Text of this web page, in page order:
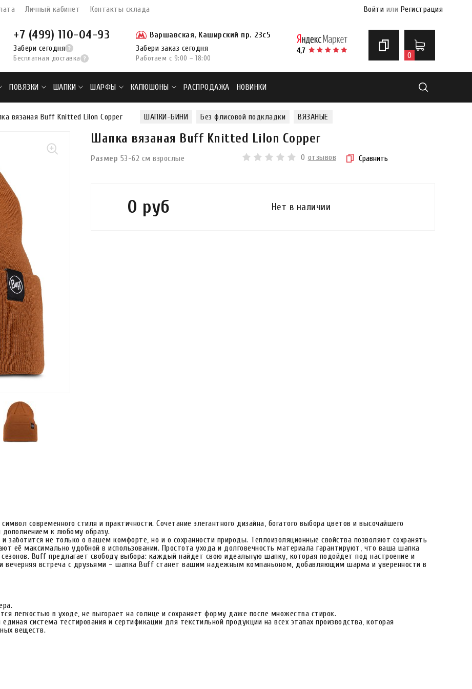
Личный кабинет Контакты склада Войти или Регистрация
+7 (499) 110-04-93
Забери сегодня
Бесплатная доставка
Варшавская, Каширский пр. 23с5
Забери заказ сегодня
Работаем с 9:00 – 18:00 0
ПОВЯЗКИ ШАПКИ ШАРФЫ КАПЮШОНЫ РАСПРОДАЖА НОВИНКИ
вязаная Buff Knitted Lilon Copper ШАПКИ-БИНИ Без флисовой подкладки ВЯЗАНЫЕ
Шапка вязаная Buff Knitted Lilon Copper
Размер 53-62 см взрослые 0 отзывов Сравнить
0 руб Нет в наличии
современного стиля и практичности. Сочетание элегантного дизайна, богатого выбора цветов и высочайшего
к любому образу.
и заботится не только о вашем комфорте, но и о сохранности природы. Теплоизоляционные свойства позволяют сохранять
её максимально удобной в использовании. Простота ухода и долговечность материала гарантируют, что ваша шапка
Buff предлагает свободу выбора: каждый найдет свою идеальную шапку, которая подойдет под настроение и
вечерняя встреча с друзьями – шапка Buff станет вашим надежным компаньоном, добавляющим шарма и уверенности в
легкостью в уходе, не выгорает на солнце и сохраняет форму даже после множества стирок.
система тестирования и сертификации для текстильной продукции на всех этапах производства, которая
веществ.